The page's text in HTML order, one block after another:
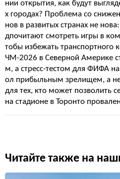
нии открытия, как будут
х городах? Проблема со
нов в развитых странах не
дпочитают смотреть игры в
тобы избежать транспортного
ЧМ-2026 в Северной Америке
м, а стресс-тестом для ФИФА
ол прибыльным зрелищем, а
для тех, кто может позволить
на стадионе в Торонто
Читайте также на